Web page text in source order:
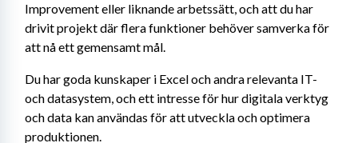
Improvement eller liknande arbetssätt, och att du har
drivit projekt där flera funktioner behöver samverka för
att nå ett gemensamt mål.
Du har goda kunskaper i Excel och andra relevanta IT-
och datasystem, och ett intresse för hur digitala verktyg
och data kan användas för att utveckla och optimera
produktionen.